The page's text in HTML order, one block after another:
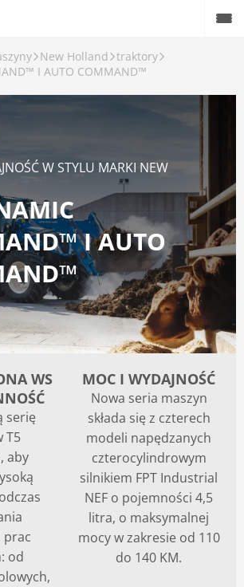
New Holland traktory
I AUTO COMMAND™
W STYLU MARKI NEW
I AUTO
WS
serię
T5
aby
prac
od
MOC I WYDAJNOŚĆ
Nowa seria maszyn
składa się z czterech
modeli napędzanych
czterocylindrowym
silnikiem FPT Industrial
NEF o pojemności 4,5
litra, o maksymalnej
mocy w zakresie od 110
do 140 KM.